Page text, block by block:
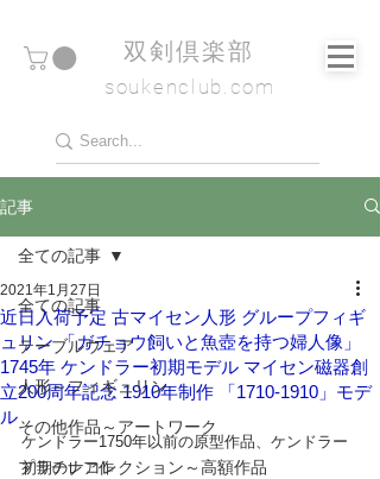
​双剣倶楽部
soukenclub.com
記事
全ての記事
テーブルウェア
人形～フィギュリン
その他作品～アートワーク
プラチナコレクション～高額作品
全ての記事
近日入荷予定 古マイセン人形 グループフィギ
ュリン 「ガチョウ飼いと魚壺を持つ婦人像」
1745年 ケンドラー初期モデル マイセン磁器創
立200周年記念 1910年制作 「1710-1910」モデ
ル
2021年1月27日
ケンドラー1750年以前の原型作品、ケンドラー
初期のレア作